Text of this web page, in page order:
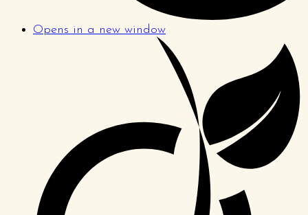
Opens in a new window